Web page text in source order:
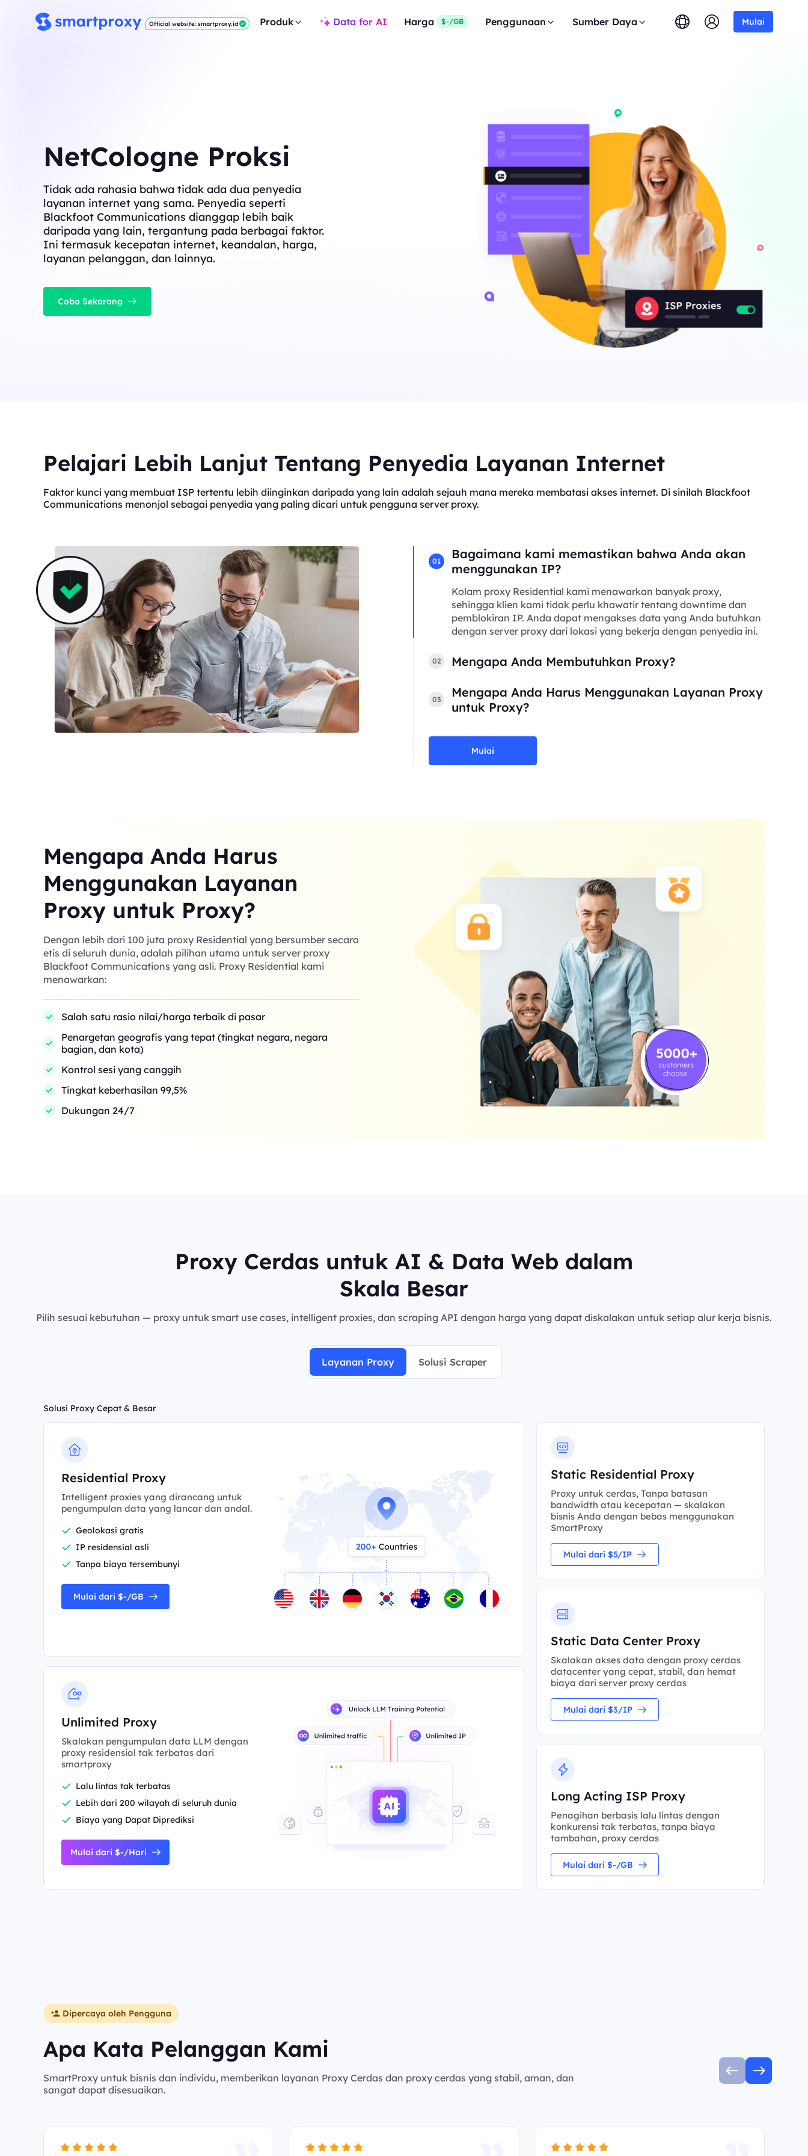
Official website: smartproxy.id Produk Data for AI Harga $-/GB Penggunaan Sumber Daya Mulai
NetCologne Proksi
Tidak ada rahasia bahwa tidak ada dua penyedia
layanan internet yang sama. Penyedia seperti
Blackfoot Communications dianggap lebih baik
daripada yang lain, tergantung pada berbagai faktor.
Ini termasuk kecepatan internet, keandalan, harga,
layanan pelanggan, dan lainnya.
Coba Sekarang
Pelajari Lebih Lanjut Tentang Penyedia Layanan Internet
Faktor kunci yang membuat ISP tertentu lebih diinginkan daripada yang lain adalah sejauh mana mereka membatasi akses internet. Di sinilah Blackfoot
Communications menonjol sebagai penyedia yang paling dicari untuk pengguna server proxy.
01
Bagaimana kami memastikan bahwa Anda akan
menggunakan IP?
Kolam proxy Residential kami menawarkan banyak proxy,
sehingga klien kami tidak perlu khawatir tentang downtime dan
pemblokiran IP. Anda dapat mengakses data yang Anda butuhkan
dengan server proxy dari lokasi yang bekerja dengan penyedia ini.
02 Mengapa Anda Membutuhkan Proxy?
03
Mengapa Anda Harus Menggunakan Layanan Proxy
untuk Proxy?
Mulai
Mengapa Anda Harus
Menggunakan Layanan
Proxy untuk Proxy?
Dengan lebih dari 100 juta proxy Residential yang bersumber secara
etis di seluruh dunia, adalah pilihan utama untuk server proxy
Blackfoot Communications yang asli. Proxy Residential kami
menawarkan:
Salah satu rasio nilai/harga terbaik di pasar
Penargetan geografis yang tepat (tingkat negara, negara
bagian, dan kota)
Kontrol sesi yang canggih
Tingkat keberhasilan 99,5%
Dukungan 24/7
Proxy Cerdas untuk AI & Data Web dalam
Skala Besar
Pilih sesuai kebutuhan — proxy untuk smart use cases, intelligent proxies, dan scraping API dengan harga yang dapat diskalakan untuk setiap alur kerja bisnis.
Layanan Proxy Solusi Scraper
Solusi Proxy Cepat & Besar
Residential Proxy
Intelligent proxies yang dirancang untuk
pengumpulan data yang lancar dan andal.
Geolokasi gratis
IP residensial asli
Tanpa biaya tersembunyi
Mulai dari $-/GB
Unlimited Proxy
Skalakan pengumpulan data LLM dengan
proxy residensial tak terbatas dari
smartproxy
Lalu lintas tak terbatas
Lebih dari 200 wilayah di seluruh dunia
Biaya yang Dapat Diprediksi
Mulai dari $-/Hari
Static Residential Proxy
Proxy untuk cerdas, Tanpa batasan
bandwidth atau kecepatan — skalakan
bisnis Anda dengan bebas menggunakan
SmartProxy
Mulai dari $5/IP
Static Data Center Proxy
Skalakan akses data dengan proxy cerdas
datacenter yang cepat, stabil, dan hemat
biaya dari server proxy cerdas
Mulai dari $3/IP
Long Acting ISP Proxy
Penagihan berbasis lalu lintas dengan
konkurensi tak terbatas, tanpa biaya
tambahan, proxy cerdas
Mulai dari $-/GB
Dipercaya oleh Pengguna
Apa Kata Pelanggan Kami
SmartProxy untuk bisnis dan individu, memberikan layanan Proxy Cerdas dan proxy cerdas yang stabil, aman, dan
sangat dapat disesuaikan.